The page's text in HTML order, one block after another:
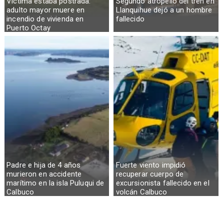
adulto mayor muere en
incendio de vivienda en
Puerto Octay
Llanquihue dejó a un hombre
fallecido
Padre e hija de 4 años
murieron en accidente
marítimo en la isla Puluqui de
Calbuco
Fuerte viento impidió
recuperar cuerpo de
excursionista fallecido en el
volcán Calbuco